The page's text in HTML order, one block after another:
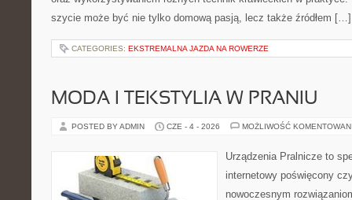
szycie może być nie tylko domową pasją, lecz także źródłem […]
CATEGORIES: EKSTREMALNA JAZDA NA ROWERZE
MODA I TEKSTYLIA W PRANIU
POSTED BY ADMIN CZE - 4 - 2026 MOŻLIWOŚĆ
Urządzenia Pralnicze to
internetowy poświęcony
nowoczesnym